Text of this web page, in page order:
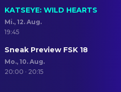
KATSEYE: WILD HEARTS
Mi., 12. Aug.
19:45
Sneak Preview FSK 18
Mo., 10. Aug.
20:00 · 20:15